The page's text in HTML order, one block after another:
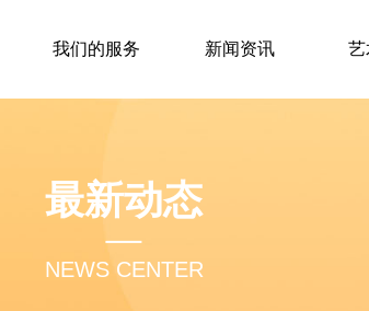
我们的服务 新闻资讯
最新动态
NEWS CENTER